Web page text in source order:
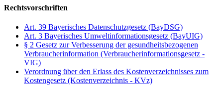
Rechtsvorschriften
Art. 39 Bayerisches Datenschutzgesetz (BayDSG)
Art. 3 Bayerisches Umweltinformationsgesetz (BayUIG)
§ 2 Gesetz zur Verbesserung der gesundheitsbezogenen
Verbraucherinformation (Verbraucherinformationsgesetz -
VIG)
Verordnung über den Erlass des Kostenverzeichnisses zum
Kostengesetz (Kostenverzeichnis - KVz)